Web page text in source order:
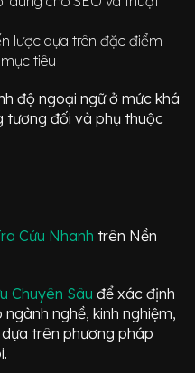
lược dựa trên đặc điểm
tiêu
độ ngoại ngữ ở mứckhá
tương đối và phụ thuộc
Cứu Nhanh trên Nền
Chuyên Sâuđể xác định
nghề, kinh nghiệm,
trên phương pháp